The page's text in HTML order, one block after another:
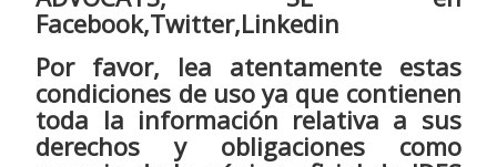
Facebook,Twitter,Linkedin
Por favor, lea atentamente estas
condiciones de uso ya que contienen
toda la información relativa a sus
derechos y obligaciones como